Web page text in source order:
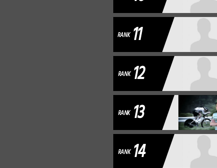
RANK 11
RANK 12
RANK 13
RANK 14